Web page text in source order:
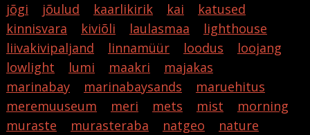
jõgi
jõulud kaarlikirik kai
katused
kinnisvara
kiviõli laulasmaa
lighthouse
liivakivipaljand
linnamüür loodus
loojang
lowlight
lumi maakri
majakas
marinabay
marinabaysands
maruehitus
meremuuseum
meri mets mist
morning
muraste
murasteraba natgeo
nature